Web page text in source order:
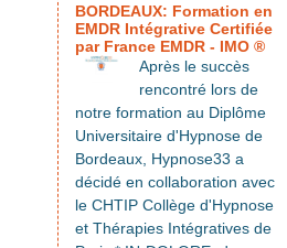
BORDEAUX: Formation en
EMDR Intégrative Certifiée
par France EMDR - IMO ®
Après le succès
rencontré lors de
notre formation au Diplôme
Universitaire d'Hypnose de
Bordeaux, Hypnose33 a
décidé en collaboration avec
le CHTIP Collège d'Hypnose
et Thérapies Intégratives de